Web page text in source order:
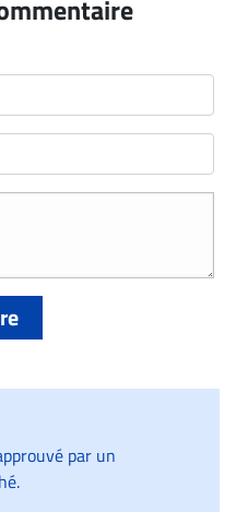
par un